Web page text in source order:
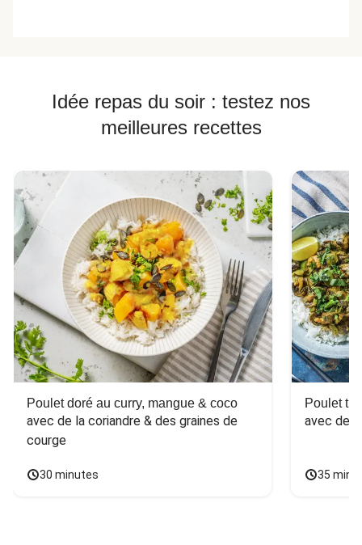
Idée repas du soir : testez nos
meilleures recettes
Poulet doré au curry, mangue & coco
avec de la coriandre & des graines de
courge
30 minutes
Poulet
avec des
35